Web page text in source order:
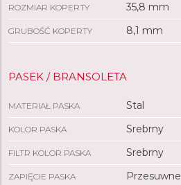
ROZMIAR KOPERTY 35,8 mm
GRUBOŚĆ KOPERTY 8,1 mm
PASEK / BRANSOLETA
MATERIAŁ PASKA Stal
KOLOR PASKA Srebrny
FILTR KOLOR PASKA Srebrny
ZAPIĘCIE PASKA Przesuwne